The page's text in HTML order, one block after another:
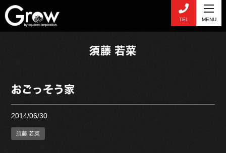
TEL MENU
須藤 若菜
おごっそう家
2014/06/30
須藤 若菜